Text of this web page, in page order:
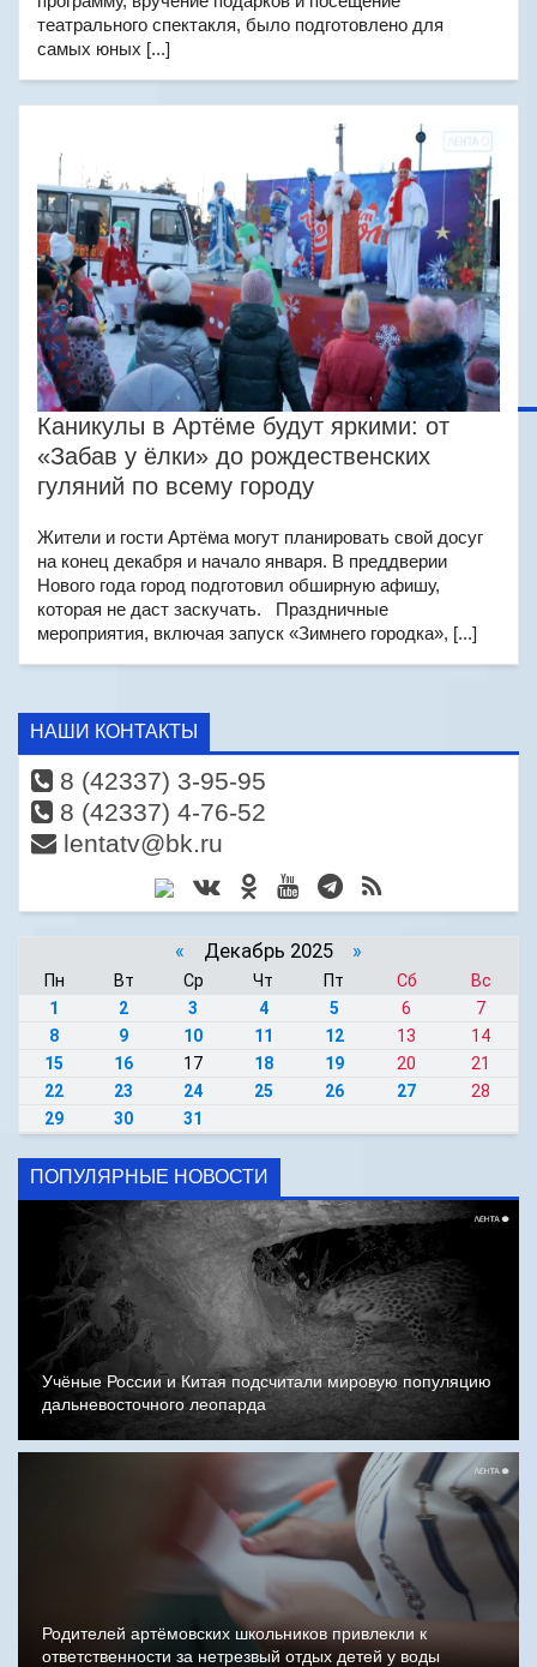
театрального спектакля, было подготовлено для
самых юных [...]
Каникулы в Артёме будут яркими: от
«Забав у ёлки» до рождественских
гуляний по всему городу
Жители и гости Артёма могут планировать свой досуг
на конец декабря и начало января. В преддверии
Нового года город подготовил обширную афишу,
которая не даст заскучать. Праздничные
мероприятия, включая запуск «Зимнего городка», [...]
НАШИ КОНТАКТЫ
8 (42337) 3-95-95
8 (42337) 4-76-52
lentatv@bk.ru
« Декабрь 2025 »
Пн Вт Ср Чт Пт Сб
Вс
1
2 3 4 5 6
7
8
9 10 11 12 13
14
15
16 17 18 19 20
21
22
23 24 25 26 27
28
29
30 31
ПОПУЛЯРНЫЕ НОВОСТИ
Учёные России и Китая подсчитали мировую популяцию
дальневосточного леопарда
Родителей артёмовских школьников привлекли к
ответственности за нетрезвый отдых детей у воды